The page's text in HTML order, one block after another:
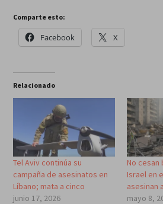
Comparte esto:
Facebook X
Relacionado
Tel Aviv continúa su
campaña de asesinatos en
Líbano; mata a cinco
junio 17, 2026
No
Israel en
asesinan
mayo 8,